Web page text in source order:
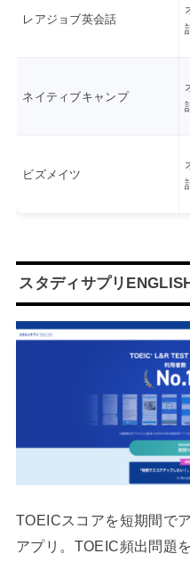
レアジョブ英会話
ネイティブキャンプ
ビズメイツ
スタディサプリ
TOEICスコアを短期間で
アプリ。TOEIC頻出問題